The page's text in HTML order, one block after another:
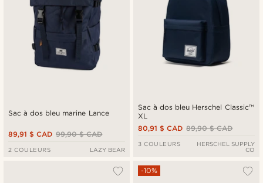
Sac à dos bleu marine Lance
99,90 $ CAD
89,91 $ CAD
2 COULEURS LAZY BEAR
Sac à dos bleu Herschel Classic™
XL
89,90 $ CAD
80,91 $ CAD
3 COULEURS
HERSCHEL SUPPLY
CO
-10%